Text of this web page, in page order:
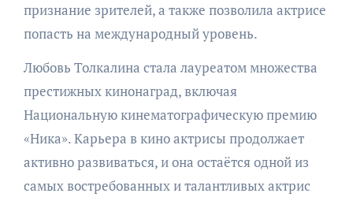
признание зрителей, а также позволила актрисе
попасть на международный уровень.
Любовь Толкалина стала лауреатом множества
престижных кинонаград, включая
Национальную кинематографическую премию
«Ника». Карьера в кино актрисы продолжает
активно развиваться, и она остаётся одной из
самых востребованных и талантливых актрис